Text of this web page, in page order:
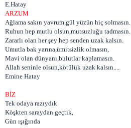
E.Hatay
ARZUM
Ağlama sakın yavrum,gül yüzün hiç solmasın.
Ruhun hep mutlu olsun,mutsuzluğu tadmasın.
Zararlı olan her şey hep senden uzak kalsın.
Umutla bak yarına,ümitsizlik olmasın,
Mavi olan dünyanı,bulutlar kaplamasın.
Allah seninle olsun,kötülük uzak kalsın....
Emine Hatay
BİZ
Tek odaya razıydık
Köşkten saraydan geçtik,
Gün ışığında